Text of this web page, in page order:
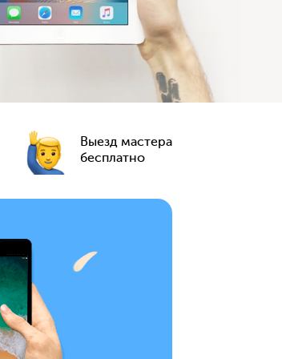
Выезд мастера
бесплатно